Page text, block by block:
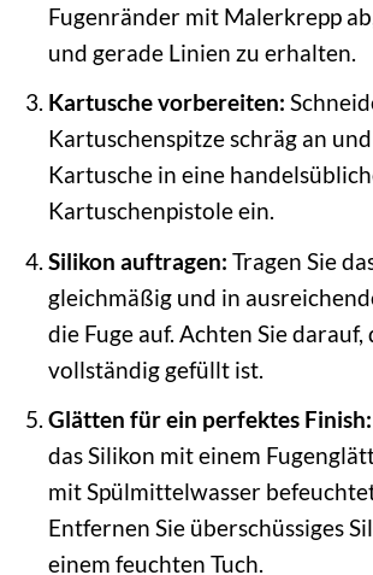
Fugenränder mit Malerkrepp
und gerade Linien zu erhalten.
Kartusche vorbereiten:
Kartuschenspitze schräg an
Kartusche in eine
Kartuschenpistole ein.
Silikon auftragen: Tragen Sie
gleichmäßig und in
die Fuge auf. Achten Sie darauf,
vollständig gefüllt ist.
Glätten für ein perfektes Finish:
das Silikon mit einem
mit Spülmittelwasser
Entfernen Sie überschüssiges
einem feuchten Tuch.